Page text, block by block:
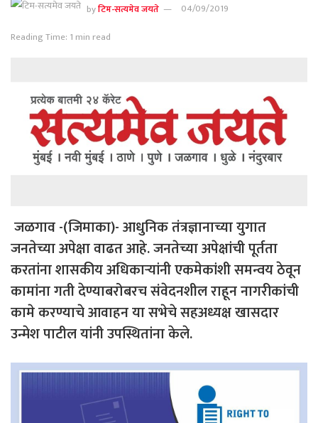
byटिम-सत्यमेव जयते
04/09/2019
Reading Time: 1 min read
जळगाव -(जिमाका)- आधुनिक तंत्रज्ञानाच्या युगात
जनतेच्या अपेक्षा वाढत आहे. जनतेच्या अपेक्षांची पूर्तता
करतांना शासकीय अधिकाऱ्यांनी एकमेकांशी समन्वय ठेवून
कामांना गती देण्याबरोबरच संवेदनशील राहून नागरीकांची
कामे करण्याचे आवाहन या सभेचे सहअध्यक्ष खासदार
उन्मेश पाटील यांनी उपस्थितांना केले.